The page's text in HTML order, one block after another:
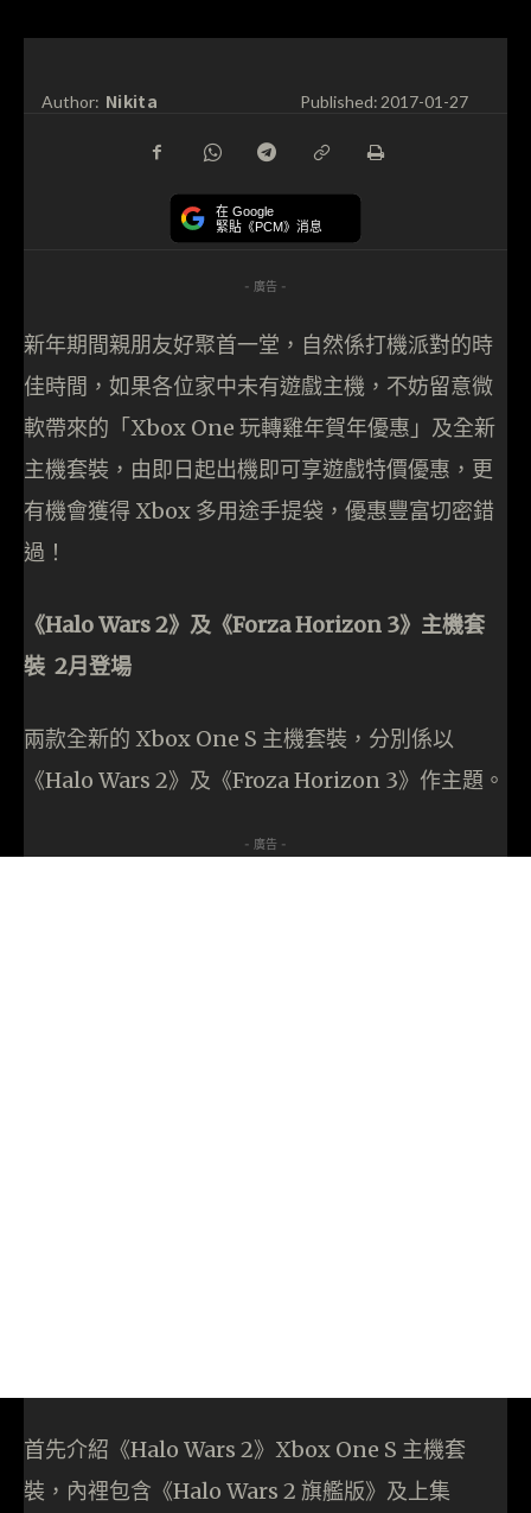
Author: Nikita Published:2017-01-27
在 Google
緊貼《PCM》消息
- 廣告 -
新年期間親朋友好聚首一堂，自然係打機派對的時
佳時間，如果各位家中未有遊戲主機，不妨留意微
軟帶來的「Xbox One 玩轉雞年賀年優惠」及全新
主機套裝，由即日起出機即可享遊戲特價優惠，更
有機會獲得 Xbox 多用途手提袋，優惠豐富切密錯
過！
《HaloWars2》及《Forza Horizon 3》 主機套
裝 2月登場
兩款全新的 Xbox One S 主機套裝，分別係以
《Halo Wars 2》及《Froza Horizon 3》作主題。
- 廣告 -
首先介紹《Halo Wars 2》Xbox One S 主機套
裝，內裡包含《Halo Wars 2 旗艦版》及上集